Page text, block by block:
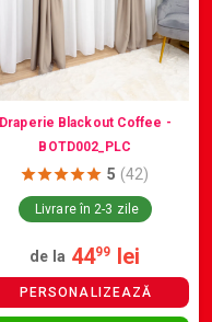
Draperie Blackout Coffee -
BOTD002_PLC
5 (42)
Livrare în 2-3 zile
de la 4499 lei
PERSONALIZEAZĂ